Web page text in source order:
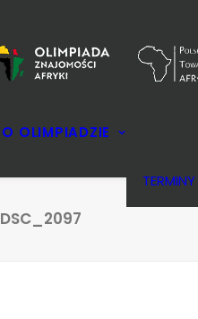
O OLIMPIADZIE
TERMINY
DSC_2097